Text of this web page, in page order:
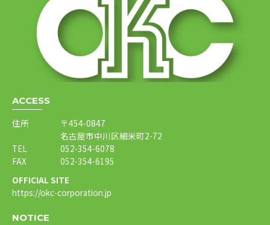
ACCESS
住所
〒454-0847
名古屋市中川区細米町2-72
TEL
052-354-6078
FAX
052-354-6195
OFFICIAL SITE
https://okc-corporation.jp
NOTICE